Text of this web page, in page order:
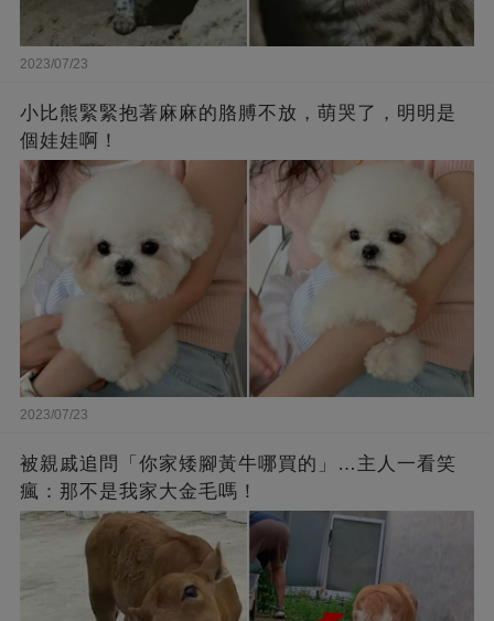
2023/07/23
小比熊緊緊抱著麻麻的胳膊不放，萌哭了，明明是
個娃娃啊！
2023/07/23
被親戚追問「你家矮腳黃牛哪買的」…主人一看笑
瘋：那不是我家大金毛嗎！